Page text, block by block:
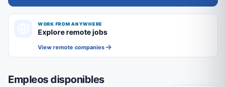
WORK FROM ANYWHERE
Explore remote jobs
View remote companies
Empleos disponibles